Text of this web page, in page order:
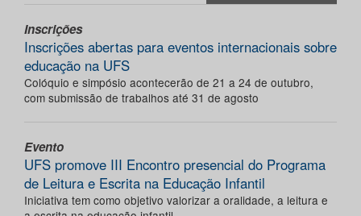
Inscrições
Inscrições abertas para eventos internacionais sobre
educação na UFS
Colóquio e simpósio acontecerão de 21 a 24 de outubro,
com submissão de trabalhos até 31 de agosto
Evento
UFS promove III Encontro presencial do Programa
de Leitura e Escrita na Educação Infantil
Iniciativa tem como objetivo valorizar a oralidade, a leitura e